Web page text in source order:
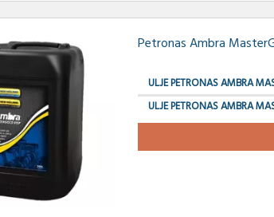
Petronas Ambra
ULJE PETRONAS AMBRA
ULJE PETRONAS AMBRA